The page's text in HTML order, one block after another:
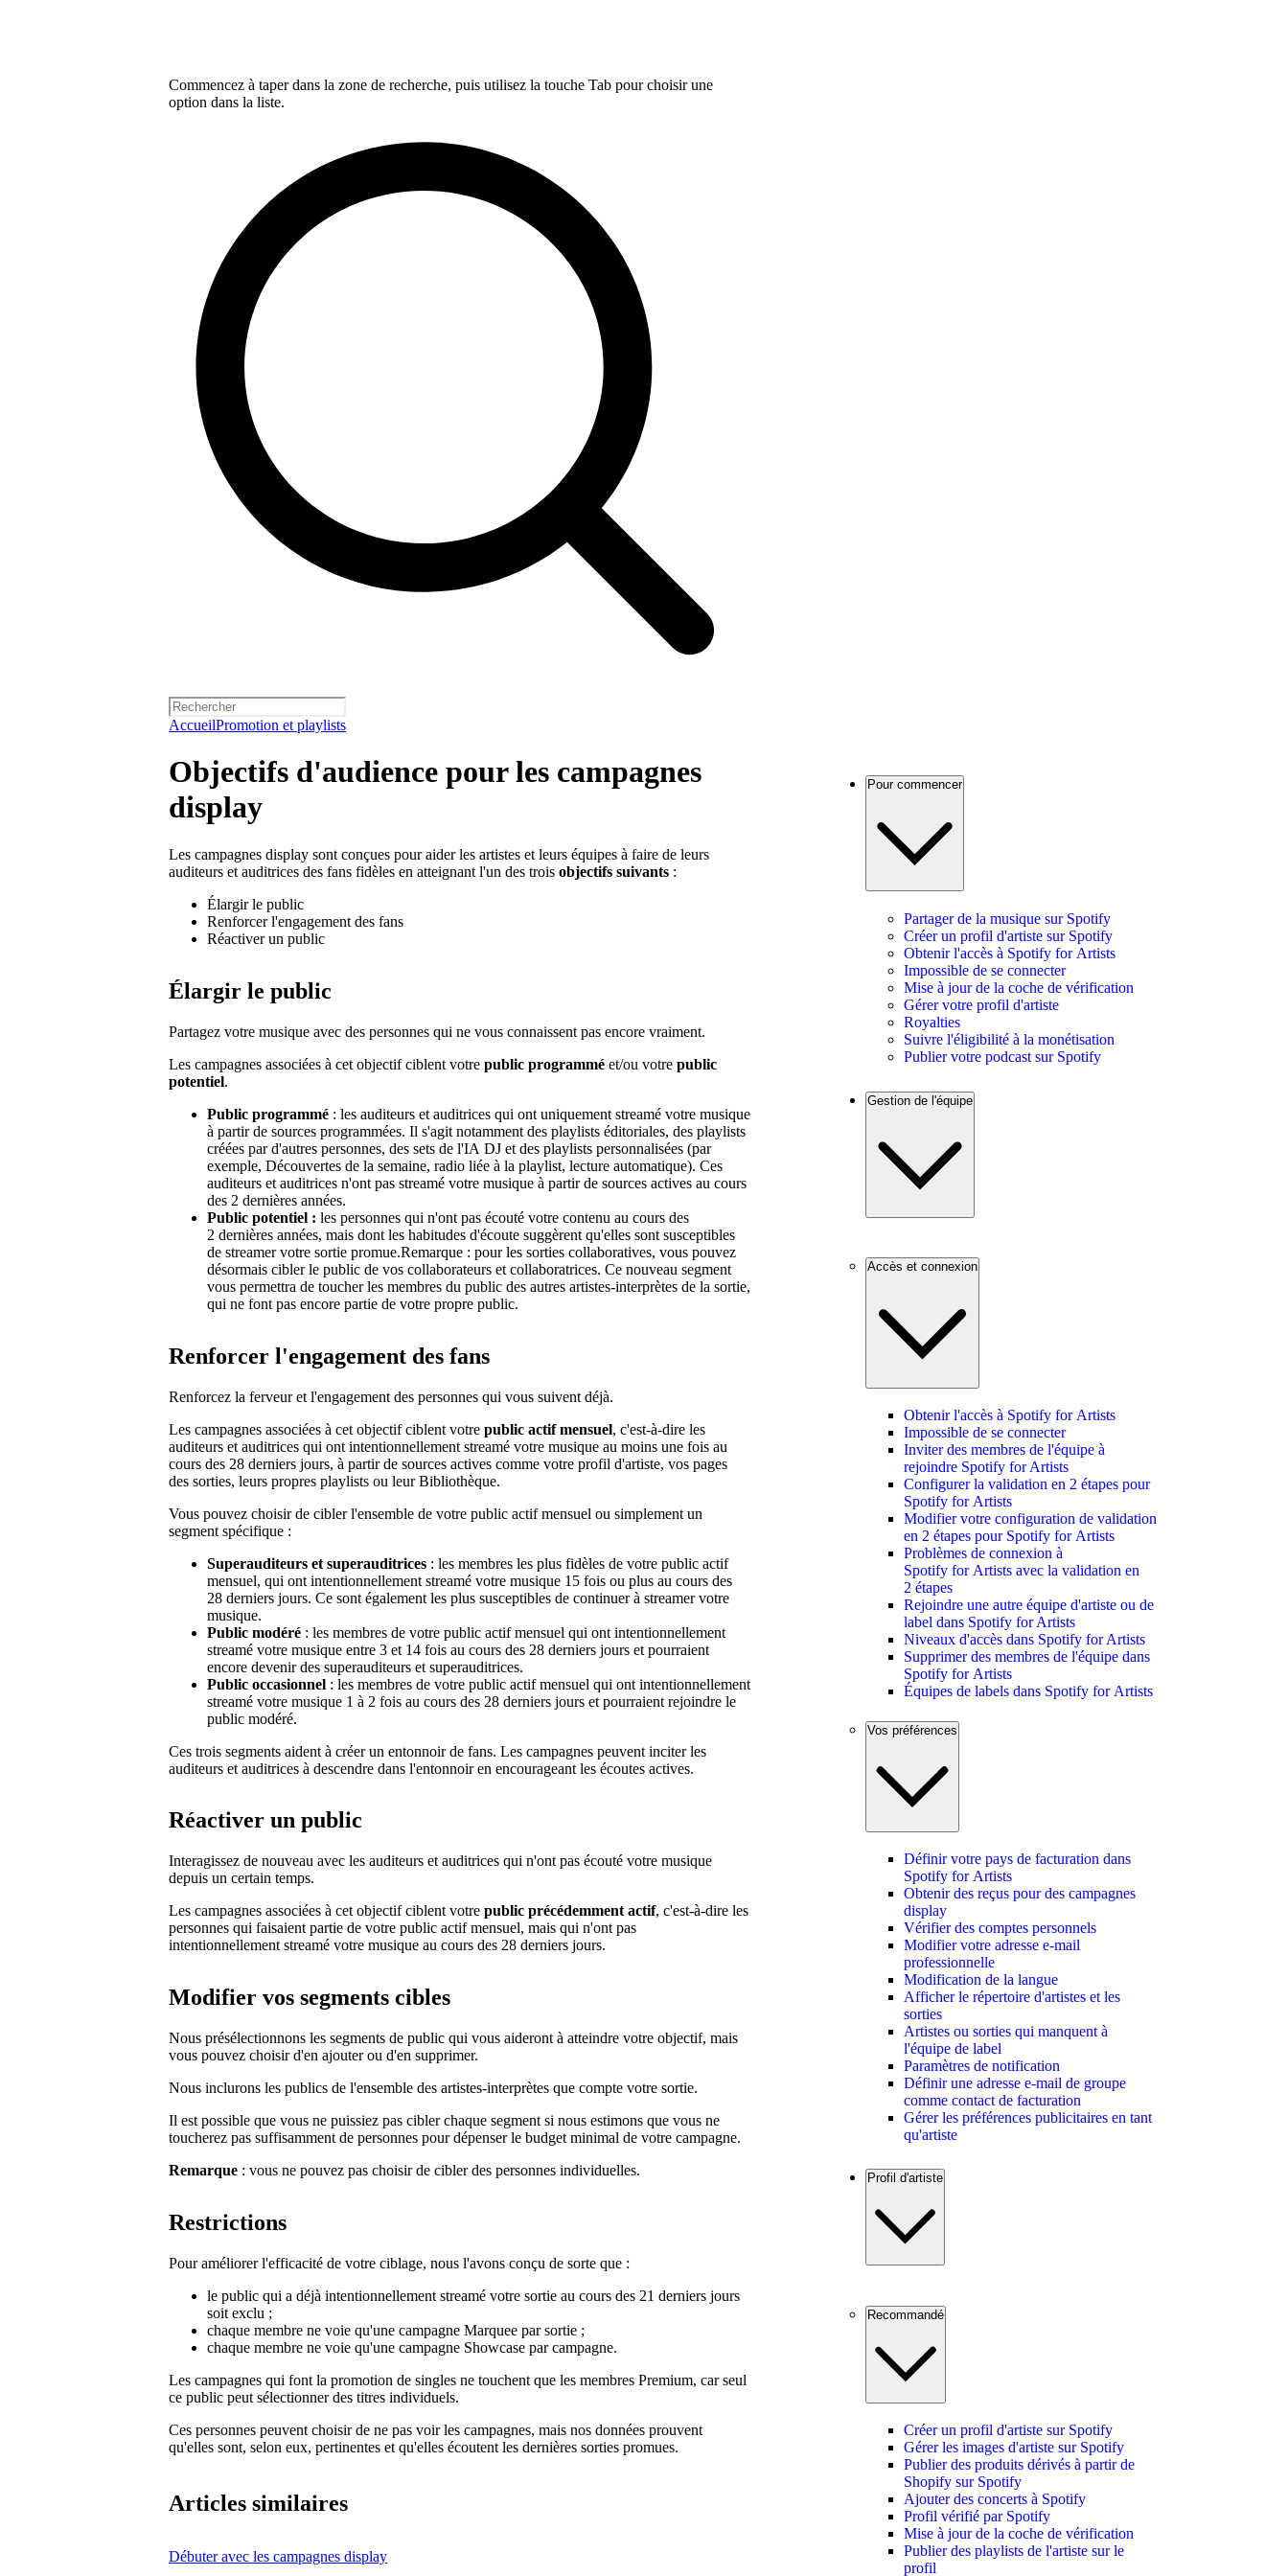
Commencez à taper dans la zone de recherche, puis utilisez la touche Tab pour choisir une
option dans la liste.
AccueilPromotion et playlists
Objectifs d'audience pour les campagnes
display
Les campagnes display sont conçues pour aider les artistes et leurs équipes à faire de leurs
auditeurs et auditrices des fans fidèles en atteignant l'un des trois objectifs suivants :
Élargir le public
Renforcer l'engagement des fans
Réactiver un public
Élargir le public
Partagez votre musique avec des personnes qui ne vous connaissent pas encore vraiment.
Les campagnes associées à cet objectif ciblent votre public programmé et/ou votre public
potentiel.
Public programmé : les auditeurs et auditrices qui ont uniquement streamé votre musique
à partir de sources programmées. Il s'agit notamment des playlists éditoriales, des playlists
créées par d'autres personnes, des sets de l'IA DJ et des playlists personnalisées (par
exemple, Découvertes de la semaine, radio liée à la playlist, lecture automatique). Ces
auditeurs et auditrices n'ont pas streamé votre musique à partir de sources actives au cours
des 2 dernières années.
Public potentiel : les personnes qui n'ont pas écouté votre contenu au cours des
2 dernières années, mais dont les habitudes d'écoute suggèrent qu'elles sont susceptibles
de streamer votre sortie promue.Remarque : pour les sorties collaboratives, vous pouvez
désormais cibler le public de vos collaborateurs et collaboratrices. Ce nouveau segment
vous permettra de toucher les membres du public des autres artistes-interprètes de la sortie,
qui ne font pas encore partie de votre propre public.
Renforcer l'engagement des fans
Renforcez la ferveur et l'engagement des personnes qui vous suivent déjà.
Les campagnes associées à cet objectif ciblent votre public actif mensuel, c'est-à-dire les
auditeurs et auditrices qui ont intentionnellement streamé votre musique au moins une fois au
cours des 28 derniers jours, à partir de sources actives comme votre profil d'artiste, vos pages
des sorties, leurs propres playlists ou leur Bibliothèque.
Vous pouvez choisir de cibler l'ensemble de votre public actif mensuel ou simplement un
segment spécifique :
Superauditeurs et superauditrices : les membres les plus fidèles de votre public actif
mensuel, qui ont intentionnellement streamé votre musique 15 fois ou plus au cours des
28 derniers jours. Ce sont également les plus susceptibles de continuer à streamer votre
musique.
Public modéré : les membres de votre public actif mensuel qui ont intentionnellement
streamé votre musique entre 3 et 14 fois au cours des 28 derniers jours et pourraient
encore devenir des superauditeurs et superauditrices.
Public occasionnel : les membres de votre public actif mensuel qui ont intentionnellement
streamé votre musique 1 à 2 fois au cours des 28 derniers jours et pourraient rejoindre le
public modéré.
Ces trois segments aident à créer un entonnoir de fans. Les campagnes peuvent inciter les
auditeurs et auditrices à descendre dans l'entonnoir en encourageant les écoutes actives.
Réactiver un public
Interagissez de nouveau avec les auditeurs et auditrices qui n'ont pas écouté votre musique
depuis un certain temps.
Les campagnes associées à cet objectif ciblent votre public précédemment actif, c'est-à-dire les
personnes qui faisaient partie de votre public actif mensuel, mais qui n'ont pas
intentionnellement streamé votre musique au cours des 28 derniers jours.
Modifier vos segments cibles
Nous présélectionnons les segments de public qui vous aideront à atteindre votre objectif, mais
vous pouvez choisir d'en ajouter ou d'en supprimer.
Nous inclurons les publics de l'ensemble des artistes-interprètes que compte votre sortie.
Il est possible que vous ne puissiez pas cibler chaque segment si nous estimons que vous ne
toucherez pas suffisamment de personnes pour dépenser le budget minimal de votre campagne.
Remarque : vous ne pouvez pas choisir de cibler des personnes individuelles.
Restrictions
Pour améliorer l'efficacité de votre ciblage, nous l'avons conçu de sorte que :
le public qui a déjà intentionnellement streamé votre sortie au cours des 21 derniers jours
soit exclu ;
chaque membre ne voie qu'une campagne Marquee par sortie ;
chaque membre ne voie qu'une campagne Showcase par campagne.
Les campagnes qui font la promotion de singles ne touchent que les membres Premium, car seul
ce public peut sélectionner des titres individuels.
Ces personnes peuvent choisir de ne pas voir les campagnes, mais nos données prouvent
qu'elles sont, selon eux, pertinentes et qu'elles écoutent les dernières sorties promues.
Articles similaires
Débuter avec les campagnes display
Pour commencer
Partager de la musique sur Spotify
Créer un profil d'artiste sur Spotify
Obtenir l'accès à Spotify for Artists
Impossible de se connecter
Mise à jour de la coche de vérification
Gérer votre profil d'artiste
Royalties
Suivre l'éligibilité à la monétisation
Publier votre podcast sur Spotify
Gestion de l'équipe
Accès et connexion
Obtenir l'accès à Spotify for Artists
Impossible de se connecter
Inviter des membres de l'équipe à
rejoindre Spotify for Artists
Configurer la validation en 2 étapes pour
Spotify for Artists
Modifier votre configuration de validation
en 2 étapes pour Spotify for Artists
Problèmes de connexion à
Spotify for Artists avec la validation en
2 étapes
Rejoindre une autre équipe d'artiste ou de
label dans Spotify for Artists
Niveaux d'accès dans Spotify for Artists
Supprimer des membres de l'équipe dans
Spotify for Artists
Équipes de labels dans Spotify for Artists
Vos préférences
Définir votre pays de facturation dans
Spotify for Artists
Obtenir des reçus pour des campagnes
display
Vérifier des comptes personnels
Modifier votre adresse e-mail
professionnelle
Modification de la langue
Afficher le répertoire d'artistes et les
sorties
Artistes ou sorties qui manquent à
l'équipe de label
Paramètres de notification
Définir une adresse e-mail de groupe
comme contact de facturation
Gérer les préférences publicitaires en tant
qu'artiste
Profil d'artiste
Recommandé
Créer un profil d'artiste sur Spotify
Gérer les images d'artiste sur Spotify
Publier des produits dérivés à partir de
Shopify sur Spotify
Ajouter des concerts à Spotify
Profil vérifié par Spotify
Mise à jour de la coche de vérification
Publier des playlists de l'artiste sur le
profil